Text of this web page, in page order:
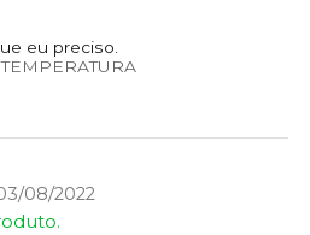
eu preciso.
08/2022